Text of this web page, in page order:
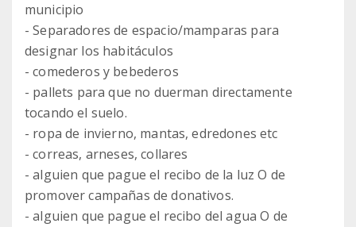
municipio
- Separadores de espacio/mamparas para
designar los habitáculos
- comederos y bebederos
- pallets para que no duerman directamente
tocando el suelo.
- ropa de invierno, mantas, edredones etc
- correas, arneses, collares
- alguien que pague el recibo de la luz O de
promover campañas de donativos.
- alguien que pague el recibo del agua O de